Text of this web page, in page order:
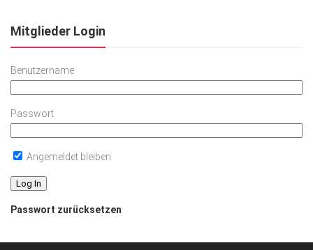
Mitglieder Login
Benutzername
Passwort
Angemeldet bleiben
Passwort zurücksetzen